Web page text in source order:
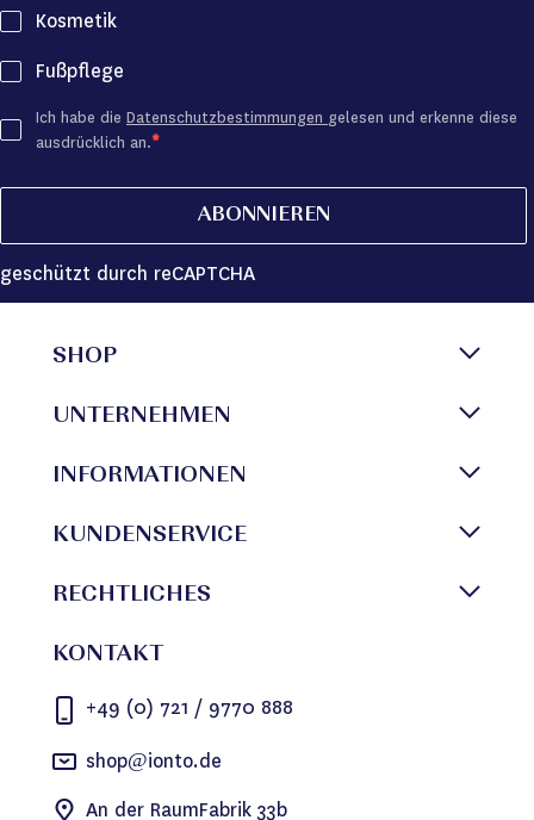
Kosmetik
Fußpflege
Ich habe die Datenschutzbestimmungen gelesen und erkenne diese
ausdrücklich an.
ABONNIEREN
geschützt durch reCAPTCHA
SHOP
UNTERNEHMEN
INFORMATIONEN
KUNDENSERVICE
RECHTLICHES
KONTAKT
+49 (0) 721 / 9770 888
shop@ionto.de
An der RaumFabrik 33b